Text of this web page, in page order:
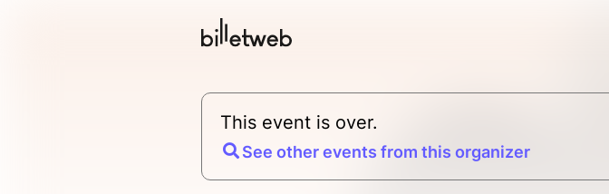
This event is over.
See other events from this organizer